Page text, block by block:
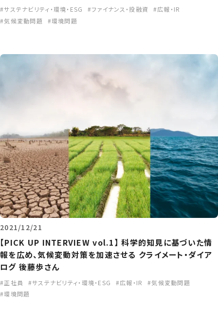
サステナビリティ・環境・ESG ファイナンス・投融資
広報・IR
気候変動問題
環境問題
2021/12/21
【PICK UP INTERVIEW vol.1】 科学的知見に基づいた情
報を広め、気候変動対策を加速させる クライメート・ダイア
ログ 後藤歩さん
正社員 サステナビリティ・環境・ESG 広報・IR
気候変動問題
環境問題